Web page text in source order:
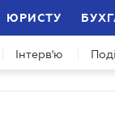
ЮРИСТУ
Інтерв'ю